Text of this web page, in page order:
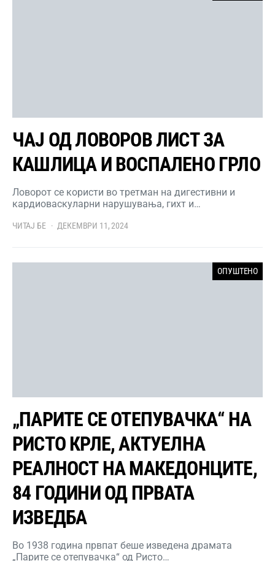
ЧАЈ ОД ЛОВОРОВ ЛИСТ ЗА
КАШЛИЦА И ВОСПАЛЕНО ГРЛО
Ловорот се користи во третман на дигестивни и
кардиоваскуларни нарушувања, гихт и…
ЧИТАЈ БЕ ДЕКЕМВРИ 11, 2024
ОПУШТЕНО
„ПАРИТЕ СЕ ОТЕПУВАЧКА“ НА
РИСТО КРЛЕ, АКТУЕЛНА
РЕАЛНОСТ НА МАКЕДОНЦИТЕ,
84 ГОДИНИ ОД ПРВАТА
ИЗВЕДБА
Во 1938 година првпат беше изведена драмата
„Парите се отепувачка“ од Ристо…